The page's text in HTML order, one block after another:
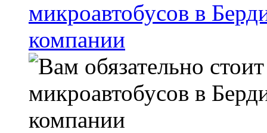
микроавтобусов в
компании